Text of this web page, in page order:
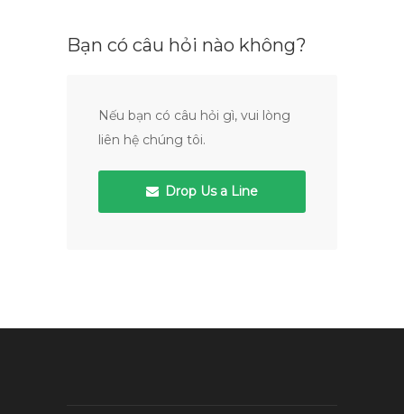
Bạn có câu hỏi nào không?
Nếu bạn có câu hỏi gì, vui lòng
liên hệ chúng tôi.
Drop Us a Line